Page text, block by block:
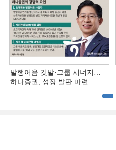
발행어음 깃발·그룹 시너지…
하나증권, 성장 발판 마련